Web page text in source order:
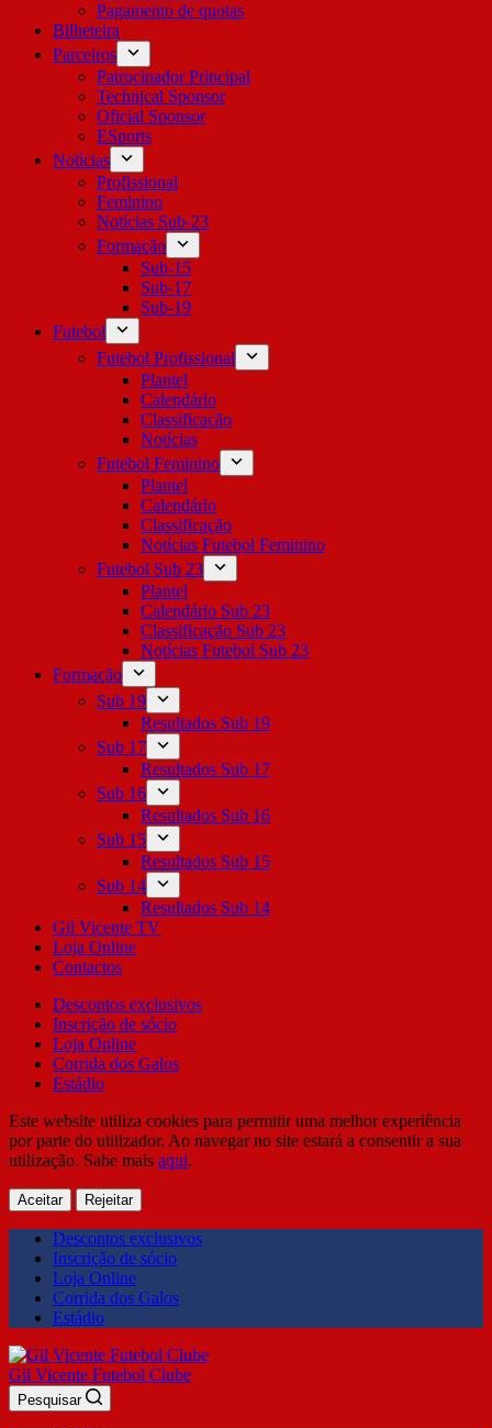
Pagamento de quotas
Bilheteira
Parceiros
Patrocinador Principal
Technical Sponsor
Oficial Sponsor
ESports
Notícias
Profissional
Feminino
Notícias Sub-23
Formação
Sub-15
Sub-17
Sub-19
Futebol
Futebol Profissional
Plantel
Calendário
Classificação
Notícias
Futebol Feminino
Plantel
Calendário
Classificação
Notícias Futebol Feminino
Futebol Sub 23
Plantel
Calendário Sub 23
Classificação Sub 23
Notícias Futebol Sub 23
Formação
Sub 19
Resultados Sub 19
Sub 17
Resultados Sub 17
Sub 16
Resultados Sub 16
Sub 15
Resultados Sub 15
Sub 14
Resultados Sub 14
Gil Vicente TV
Loja Online
Contactos
Descontos exclusivos
Inscrição de sócio
Loja Online
Corrida dos Galos
Estádio
Este website utiliza cookies para permitir uma melhor experiência
por parte do utilizador. Ao navegar no site estará a consentir a sua
utilização. Sabe mais aqui.
Aceitar Rejeitar
Descontos exclusivos
Inscrição de sócio
Loja Online
Corrida dos Galos
Estádio
Gil Vicente Futebol Clube
Pesquisar